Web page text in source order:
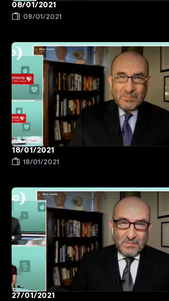
08/01/2021
08/01/2021
18/01/2021
18/01/2021
27/01/2021